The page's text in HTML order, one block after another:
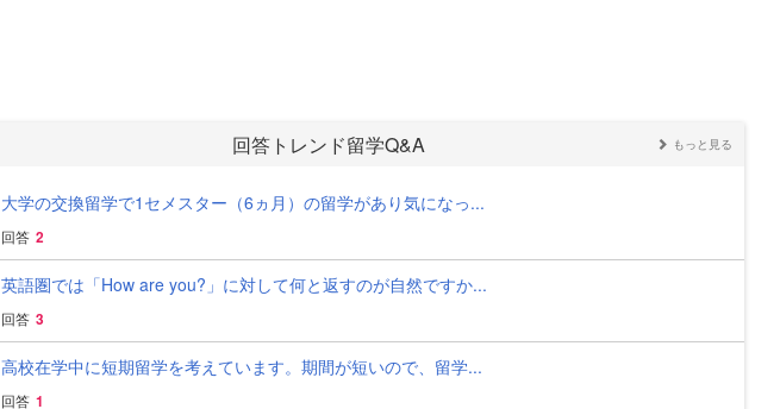
回答トレンド留学Q&A もっと見る
大学の交換留学で1セメスター（6ヵ月）の留学があり気になっ...
回答 2
英語圏では「How are you?」に対して何と返すのが自然ですか...
回答 3
高校在学中に短期留学を考えています。期間が短いので、留学...
回答 1